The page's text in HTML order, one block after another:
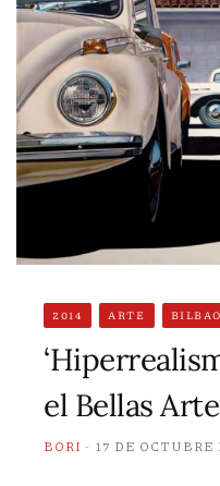
2014 ARTE BILBAO
el Bellas
BORI 17 DE OCTUBRE